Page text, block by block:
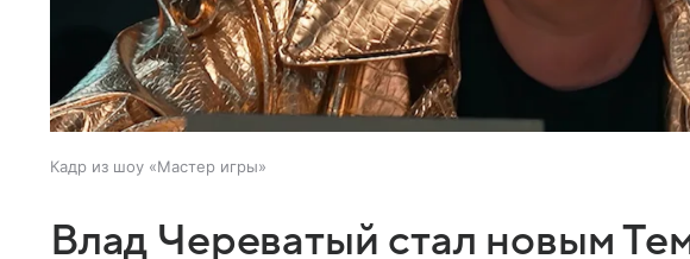
Кадр из шоу «Мастер игры»
Влад Череватый стал новым